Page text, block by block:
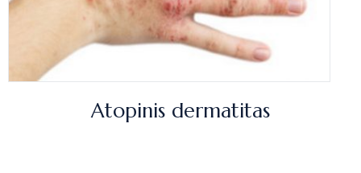
Atopinis dermatitas